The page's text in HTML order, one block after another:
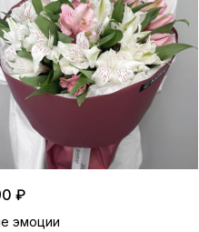
₽
эмоции